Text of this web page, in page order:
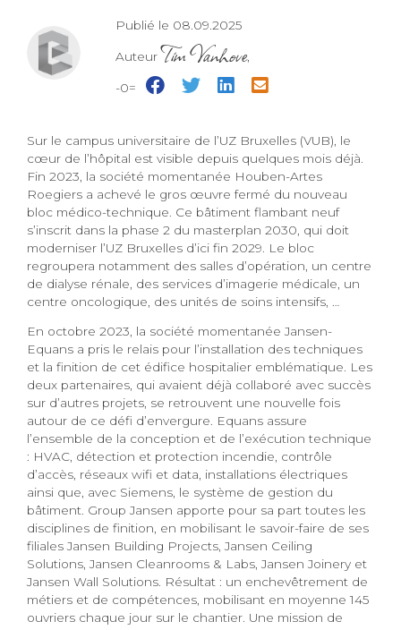
Publié le 08.09.2025
Auteur Tim Vanhove,
-0=
Sur le campus universitaire de l’UZ Bruxelles (VUB), le
cœur de l’hôpital est visible depuis quelques mois déjà.
Fin 2023, la société momentanée Houben-Artes
Roegiers a achevé le gros œuvre fermé du nouveau
bloc médico-technique. Ce bâtiment flambant neuf
s’inscrit dans la phase 2 du masterplan 2030, qui doit
moderniser l’UZ Bruxelles d’ici fin 2029. Le bloc
regroupera notamment des salles d’opération, un centre
de dialyse rénale, des services d’imagerie médicale, un
centre oncologique, des unités de soins intensifs, …
En octobre 2023, la société momentanée Jansen-
Equans a pris le relais pour l’installation des techniques
et la finition de cet édifice hospitalier emblématique. Les
deux partenaires, qui avaient déjà collaboré avec succès
sur d’autres projets, se retrouvent une nouvelle fois
autour de ce défi d’envergure. Equans assure
l’ensemble de la conception et de l’exécution technique
: HVAC, détection et protection incendie, contrôle
d’accès, réseaux wifi et data, installations électriques
ainsi que, avec Siemens, le système de gestion du
bâtiment. Group Jansen apporte pour sa part toutes les
disciplines de finition, en mobilisant le savoir-faire de ses
filiales Jansen Building Projects, Jansen Ceiling
Solutions, Jansen Cleanrooms & Labs, Jansen Joinery et
Jansen Wall Solutions. Résultat : un enchevêtrement de
métiers et de compétences, mobilisant en moyenne 145
ouvriers chaque jour sur le chantier. Une mission de